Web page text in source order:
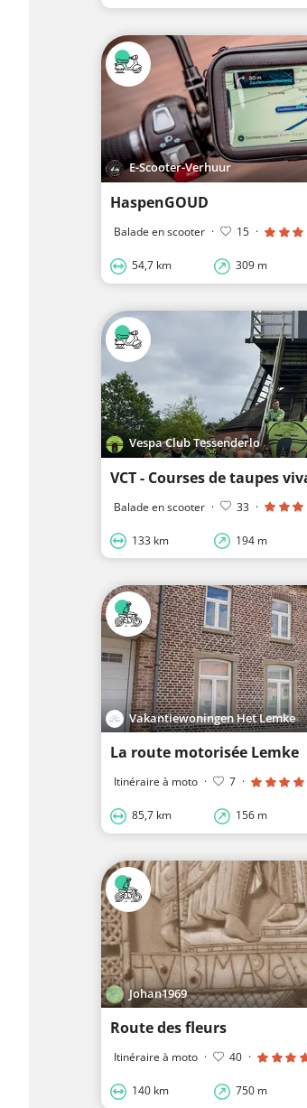
E-Scooter-Verhuur
HaspenGOUD
Balade en scooter · 15 ·
54,7 km 309 m
Vespa Club Tessenderlo
VCT - Courses de taupes
Balade en scooter · 33 ·
133 km 194 m
Vakantiewoningen Het Lemke
La route motorisée Lemke
Itinéraire à moto · 7 ·
85,7 km 156 m
Johan1969
Route des fleurs
Itinéraire à moto · 40 ·
140 km 750 m